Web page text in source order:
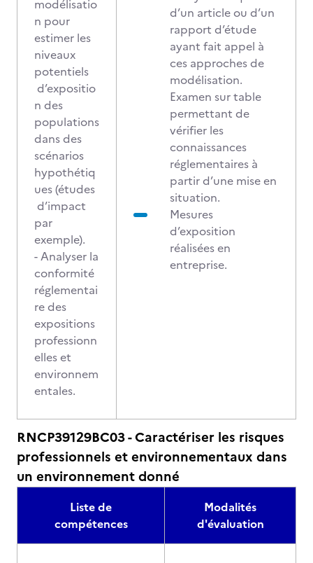
modélisatio
n pour
estimer les
niveaux
potentiels
d’expositio
n des
populations
dans des
scénarios
hypothétiq
ues (études
d’impact
par
exemple).
- Analyser la
conformité
réglementai
re des
expositions
professionn
elles et
environnem
entales.
d’un article ou d’un
rapport d’étude
ayant fait appel à
ces approches de
modélisation.
Examen sur table
permettant de
vérifier les
connaissances
réglementaires à
partir d’une mise en
situation.
Mesures
d’exposition
réalisées en
entreprise.
RNCP39129BC03 - Caractériser les risques
professionnels et environnementaux dans
un environnement donné
Liste de
compétences
Modalités
d'évaluation